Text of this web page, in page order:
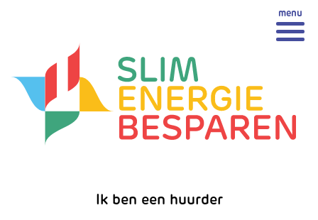
Ik ben een huurder